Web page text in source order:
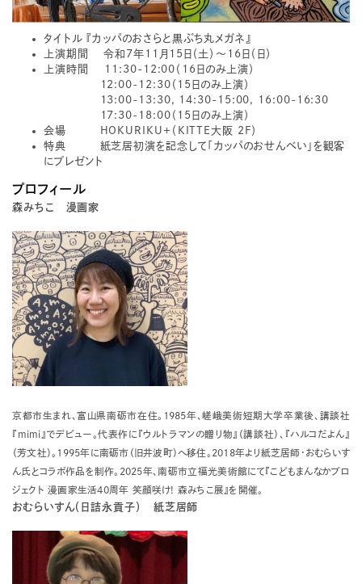
タイトル 『カッパのおさらと黒ぶち丸メガネ』
上演期間 令和7年11月15日（土）～16日（日）
上演時間 11:30-12:00（16日のみ上演）
12:00-12:30（15日のみ上演）
13:00-13:30, 14:30-15:00, 16:00-16:30
17:30-18:00（15日のみ上演）
会場 HOKURIKU+（KITTE大阪 2F）
特典 紙芝居初演を記念して「カッパのおせんべい」を観客
にプレゼント
プロフィール
森みちこ 漫画家
京都市生まれ、富山県南砺市在住。1985年、嵯峨美術短期大学卒業後、講談社
『mimi』でデビュー。代表作に『ウルトラマンの贈り物』（講談社）、『ハルコだよん』
（芳文社）。1995年に南砺市（旧井波町）へ移住。2018年より紙芝居師・おむらいす
ん氏とコラボ作品を制作。2025年、南砺市立福光美術館にて『こどもまんなかプロ
ジェクト 漫画家生活40周年 笑顔咲け! 森みちこ展』を開催。
おむらいすん（日詰永貢子） 紙芝居師